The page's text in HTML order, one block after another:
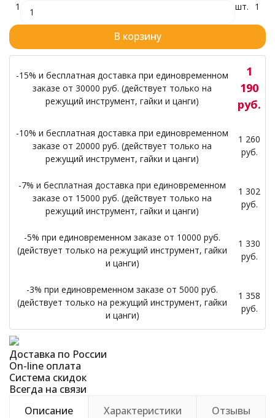
1
шт. 1
В корзину
-15% и бесплатная доставка при единовременном
заказе от 30000 руб. (действует только на
режущий инструмент, гайки и цанги)
1
190
руб.
-10% и бесплатная доставка при единовременном
заказе от 20000 руб. (действует только на
режущий инструмент, гайки и цанги)
1 260
руб.
-7% и бесплатная доставка при единовременном
заказе от 15000 руб. (действует только на
режущий инструмент, гайки и цанги)
1 302
руб.
-5% при единовременном заказе от 10000 руб.
(действует только на режущий инструмент, гайки
и цанги)
1 330
руб.
-3% при единовременном заказе от 5000 руб.
(действует только на режущий инструмент, гайки
и цанги)
1 358
руб.
Доставка по России
On-line оплата
Система скидок
Всегда на связи
Описание
Характеристики Отзывы